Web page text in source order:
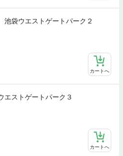
袋ウエストゲートパーク２
カートへ
ストゲートパーク３
カートへ